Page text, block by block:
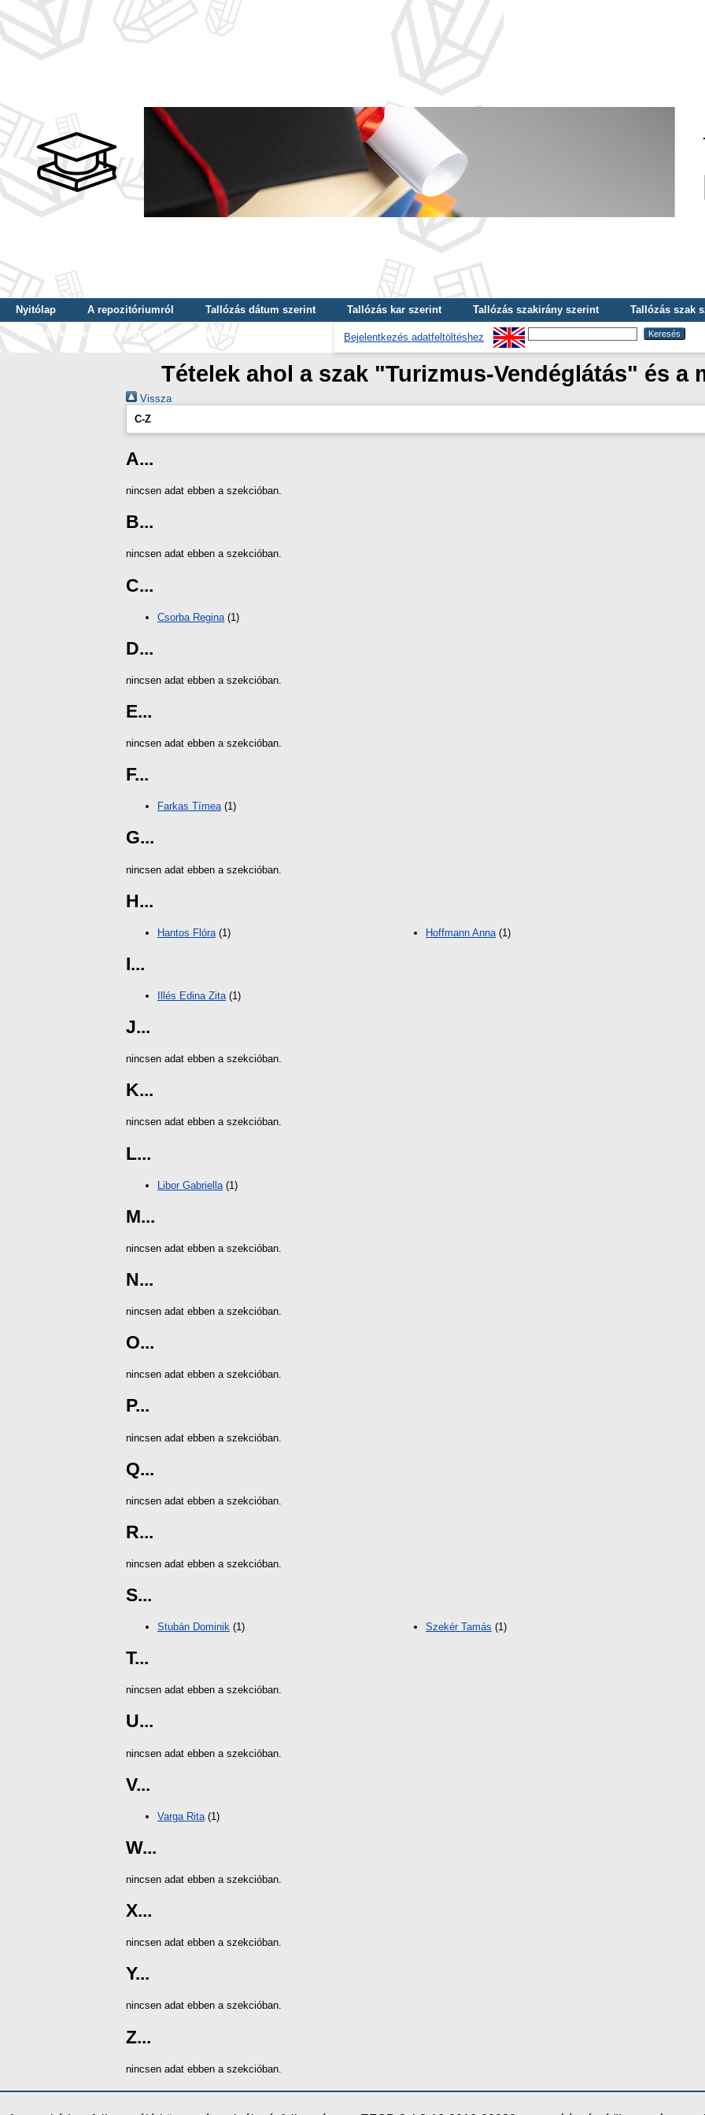
Nyitólap A repozitóriumról Tallózás dátum szerint Tallózás kar szerint Tallózás szakirány szerint
Tallózás szak
Tallózás képzés szintje szerint
Tallózás kulcsszó szerint Bejelentkezés adatfeltöltéshez
Tételek ahol a szak "Turizmus-Vendéglátás" és a
Vissza
C-Z
A...
nincsen adat ebben a szekcióban.
B...
nincsen adat ebben a szekcióban.
C...
Csorba Regina (1)
D...
nincsen adat ebben a szekcióban.
E...
nincsen adat ebben a szekcióban.
F...
Farkas Tímea(1)
G...
nincsen adat ebben a szekcióban.
H...
Hantos Flóra (1) Hoffmann Anna (1)
I...
Illés Edina Zita (1)
J...
nincsen adat ebben a szekcióban.
K...
nincsen adat ebben a szekcióban.
L...
Libor Gabriella (1)
M...
nincsen adat ebben a szekcióban.
N...
nincsen adat ebben a szekcióban.
O...
nincsen adat ebben a szekcióban.
P...
nincsen adat ebben a szekcióban.
Q...
nincsen adat ebben a szekcióban.
R...
nincsen adat ebben a szekcióban.
S...
Stubán Dominik (1) Szekér Tamás (1)
T...
nincsen adat ebben a szekcióban.
U...
nincsen adat ebben a szekcióban.
V...
Varga Rita (1)
W...
nincsen adat ebben a szekcióban.
X...
nincsen adat ebben a szekcióban.
Y...
nincsen adat ebben a szekcióban.
Z...
nincsen adat ebben a szekcióban.